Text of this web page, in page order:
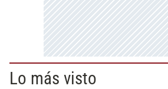
Lo más visto